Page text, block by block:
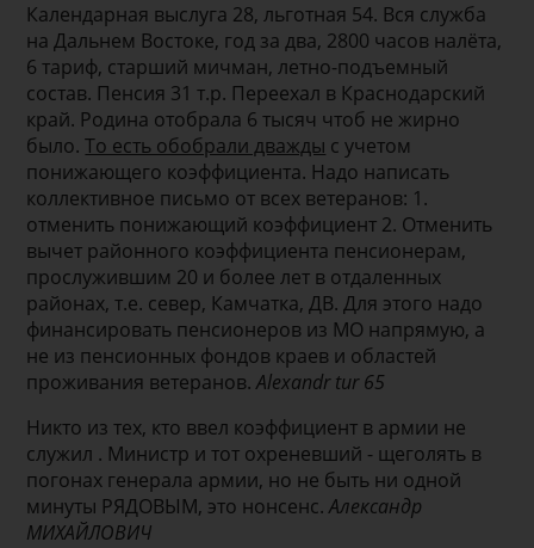
Календарная выслуга 28, льготная 54. Вся служба
на Дальнем Востоке, год за два, 2800 часов налёта,
6 тариф, старший мичман, летно-подъемный
состав. Пенсия 31 т.р. Переехал в Краснодарский
край. Родина отобрала 6 тысяч чтоб не жирно
было.То есть обобрали дважды с учетом
понижающего коэффициента. Надо написать
коллективное письмо от всех ветеранов: 1.
отменить понижающий коэффициент 2. Отменить
вычет районного коэффициента пенсионерам,
прослужившим 20 и более лет в отдаленных
районах, т.е. север, Камчатка, ДВ. Для этого надо
финансировать пенсионеров из МО напрямую, а
не из пенсионных фондов краев и областей
проживания ветеранов.Alexandr tur 65
Никто из тех, кто ввел коэффициент в армии не
служил . Министр и тот охреневший - щеголять в
погонах генерала армии, но не быть ни одной
минуты РЯДОВЫМ, это нонсенс.Александр
МИХАЙЛОВИЧ